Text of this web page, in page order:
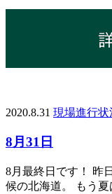
2020.8.31 現場進行状
8月31日
8月最終日です！ 昨
候の北海道。 もう